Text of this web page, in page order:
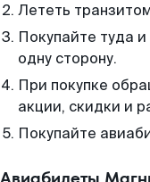
Лететь
Покупайте туда
одну сторону.
При покупке
акции, скидки и
Покупайте